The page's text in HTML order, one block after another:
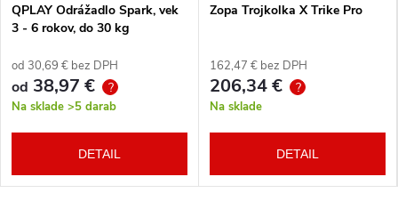
QPLAY Odrážadlo Spark, vek
3 - 6 rokov, do 30 kg
od 30,69 € bez DPH
od 38,97 € ?
Na sklade >5 darab
DETAIL
Zopa Trojkolka X Trike Pro
162,47 € bez DPH
206,34 € ?
Na sklade
DETAIL